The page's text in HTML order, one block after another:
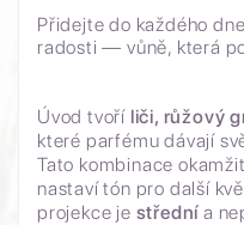
Přidejte do každého
radosti — vůně, která
Úvod tvoří liči, růžový
které parfému dávají
Tato kombinace
nastaví tón pro další
projekce je střední a